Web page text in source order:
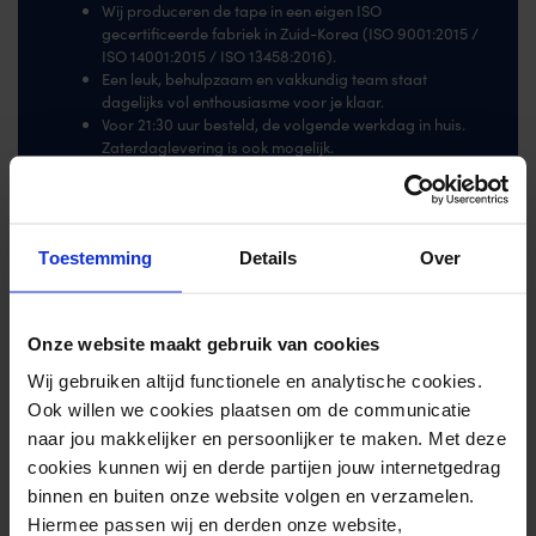
Toestemming Details Over
Onze website maakt gebruik van cookies
Wij gebruiken altijd functionele en analytische cookies.
Ook willen we cookies plaatsen om de communicatie
naar jou makkelijker en persoonlijker te maken. Met deze
cookies kunnen wij en derde partijen jouw internetgedrag
binnen en buiten onze website volgen en verzamelen.
Hiermee passen wij en derden onze website,
Wij produceren de tape in een eigen ISO
gecertificeerde fabriek in Zuid-Korea (ISO 9001:2015 /
ISO 14001:2015 / ISO 13458:2016).
Een leuk, behulpzaam en vakkundig team staat
dagelijks vol enthousiasme voor je klaar.
Voor 21:30 uur besteld, de volgende werkdag in huis.
Zaterdaglevering is ook mogelijk.
Zo tm vr voor 21:30 besteld, morgen in huis
Populaire producten